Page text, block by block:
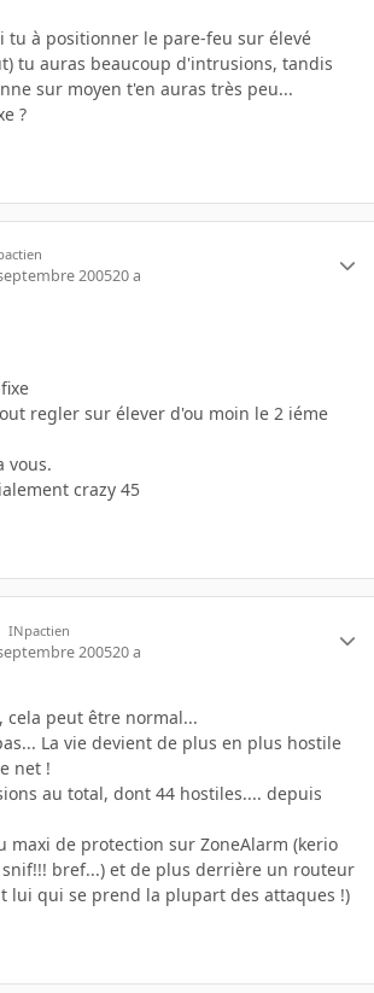
tu à positionner le pare-feu sur élevé
tu auras beaucoup d'intrusions, tandis
sur moyen t'en auras très peu...
?
200520 a
regler sur élever d'ou moin le 2 iéme
vous.
crazy 45
INpactien
200520 a
cela peut être normal...
La vie devient de plus en plus hostile
net !
au total, dont 44 hostiles.... depuis
maxi de protection sur ZoneAlarm (kerio
bref...) et de plus derrière un routeur
lui qui se prend la plupart des attaques !)